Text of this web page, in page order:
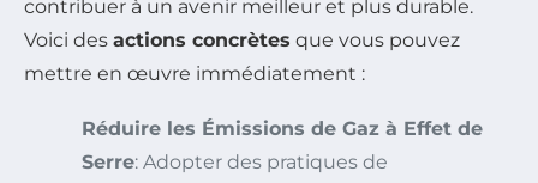
contribuer à un avenir meilleur et plus durable.
Voici des actions concrètes que vous pouvez
mettre en œuvre immédiatement :
Réduire les Émissions de Gaz à Effet de
Serre: Adopter des pratiques de